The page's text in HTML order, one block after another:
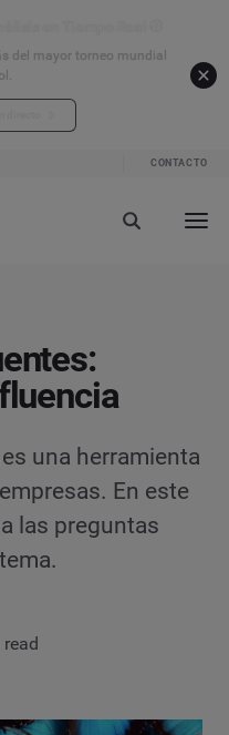
del mayor torneo mundial
CONTACTO
una herramienta
En este
las preguntas